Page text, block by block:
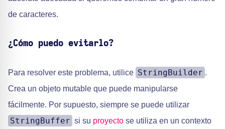
de caracteres.
¿Cómo puedo evitarlo?
Para resolver este problema, utilice StringBuilder .
Crea un objeto mutable que puede manipularse
fácilmente. Por supuesto, siempre se puede utilizar
StringBuffer si su proyecto se utiliza en un contexto